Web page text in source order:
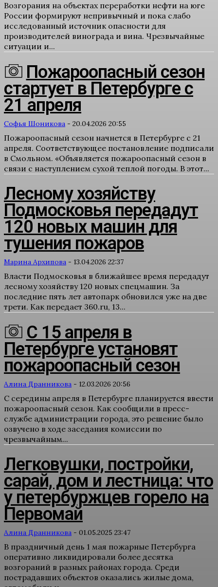
Возгорания на объектах переработки нефти на юге
России формируют непривычный и пока слабо
исследованный источник опасности для
производителей винограда и вина. Чрезвычайные
ситуации и...
Пожароопасный сезон
стартует в Петербурге с
21 апреля
Софья Шоникова - 20.04.2026 20:55
Пожароопасный сезон начнется в Петербурге с 21
апреля. Соответствующее постановление подписали
в Смольном. «Объявляется пожароопасный сезон в
связи с наступлением сухой теплой погоды. В этот...
Лесному хозяйству
Подмосковья передадут
120 новых машин для
тушения пожаров
Марина Архипова - 13.04.2026 22:37
Власти Подмосковья в ближайшее время передадут
лесному хозяйству 120 новых спецмашин. За
последние пять лет автопарк обновился уже на две
трети. Как передает 360.ru, 13...
С 15 апреля в
Петербурге установят
пожароопасный сезон
Алина Дранникова - 12.03.2026 20:56
С середины апреля в Петербурге планируется ввести
пожароопасный сезон. Как сообщили в пресс-
службе администрации города, это решение было
озвучено в ходе заседания комиссии по
чрезвычайным...
Легковушки, постройки,
сарай, дом и лестница: что
у петербуржцев горело на
Первомай
Алина Дранникова - 01.05.2025 23:47
В праздничный день 1 мая пожарные Петербурга
оперативно ликвидировали более десятка
возгораний в разных районах города. Среди
пострадавших объектов оказались жилые дома,